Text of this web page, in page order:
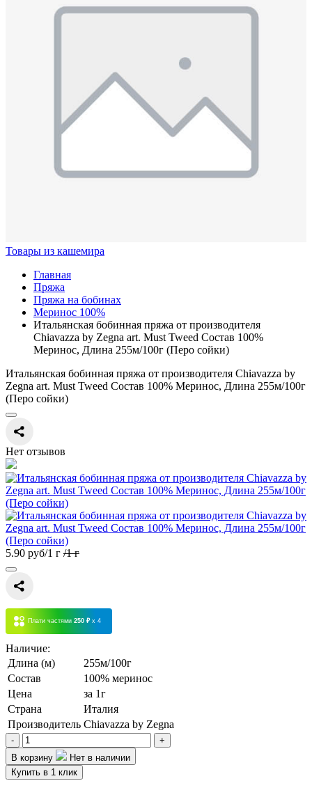
Товары из кашемира
Главная
Пряжа
Пряжа на бобинах
Меринос 100%
Итальянская бобинная пряжа от производителя
Chiavazza by Zegna art. Must Tweed Состав 100%
Меринос, Длина 255м/100г (Перо сойки)
Итальянская бобинная пряжа от производителя Chiavazza by
Zegna art. Must Tweed Состав 100% Меринос, Длина 255м/100г
(Перо сойки)
Нет отзывов
5.90 руб/1 г /1 г
Плати частями 250 ₽ x 4
Наличие:
Длина (м)
255м/100г
Состав
100% меринос
Цена
за 1г
Страна
Италия
Производитель Chiavazza by Zegna
-
+
В корзину
Нет в наличии
Купить в 1 клик